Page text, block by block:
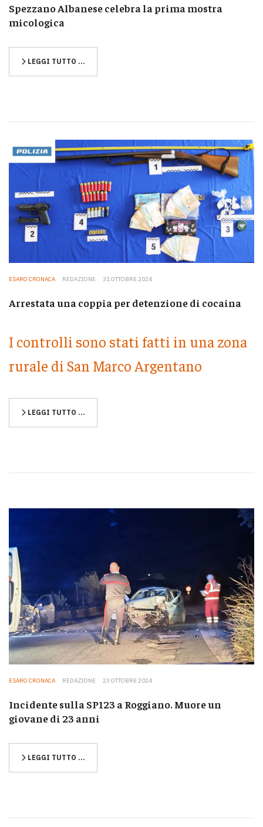
Spezzano Albanese celebra la prima mostra
micologica
LEGGI TUTTO …
ESARO CRONACA REDAZIONE 31 OTTOBRE 2024
Arrestata una coppia per detenzione di cocaina
I controlli sono stati fatti in una zona
rurale di San Marco Argentano
LEGGI TUTTO …
ESARO CRONACA REDAZIONE 23 OTTOBRE 2024
Incidente sulla SP123 a Roggiano. Muore un
giovane di 23 anni
LEGGI TUTTO …